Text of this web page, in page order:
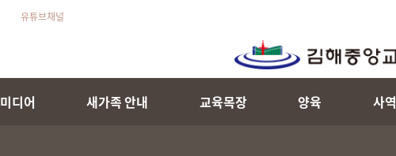
유튜브채널
미디어 새가족 안내 교육목장 양육 사역